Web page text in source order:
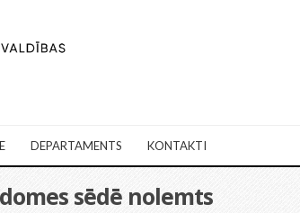
DEPARTAMENTS KONTAKTI
sēdē nolemts